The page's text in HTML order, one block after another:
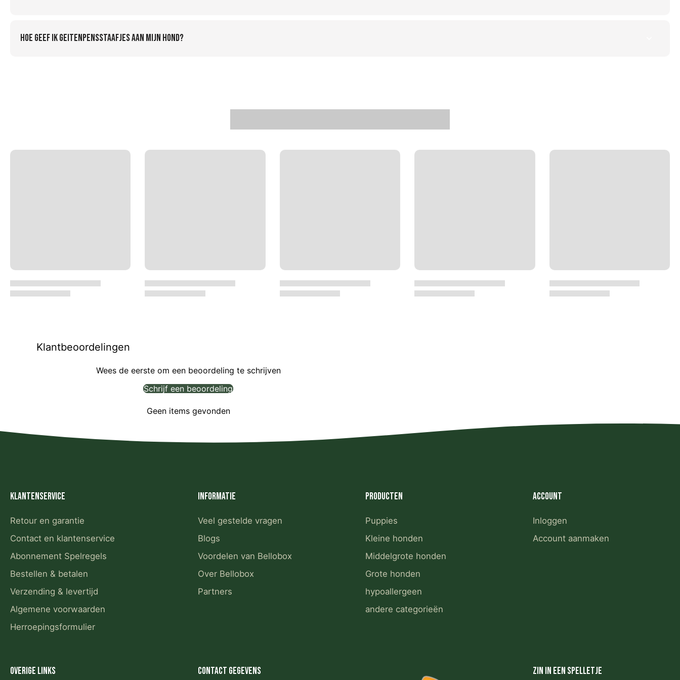
Hoe geef ik geitenpensstaafjes aan mijn hond?
Klantbeoordelingen
Wees de eerste om een beoordeling te schrijven
Schrijf een beoordeling
Geen items gevonden
Klantenservice
Retour en garantie
Contact en klantenservice
Abonnement Spelregels
Bestellen & betalen
Verzending & levertijd
Algemene voorwaarden
Herroepingsformulier
Informatie
Veel gestelde vragen
Blogs
Voordelen van Bellobox
Over Bellobox
Partners
Producten
Puppies
Kleine honden
Middelgrote honden
Grote honden
hypoallergeen
andere categorieën
Account
Inloggen
Account aanmaken
Overige links Contact gegevens Zin in een spelletje